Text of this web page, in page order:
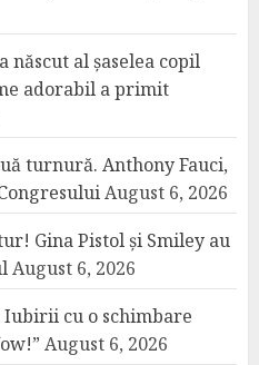
născut al șaselea copil
adorabil a primit
turnură. Anthony Fauci,
August 6, 2026
Gina Pistol și Smiley au
August 6, 2026
cu o schimbare
August 6, 2026